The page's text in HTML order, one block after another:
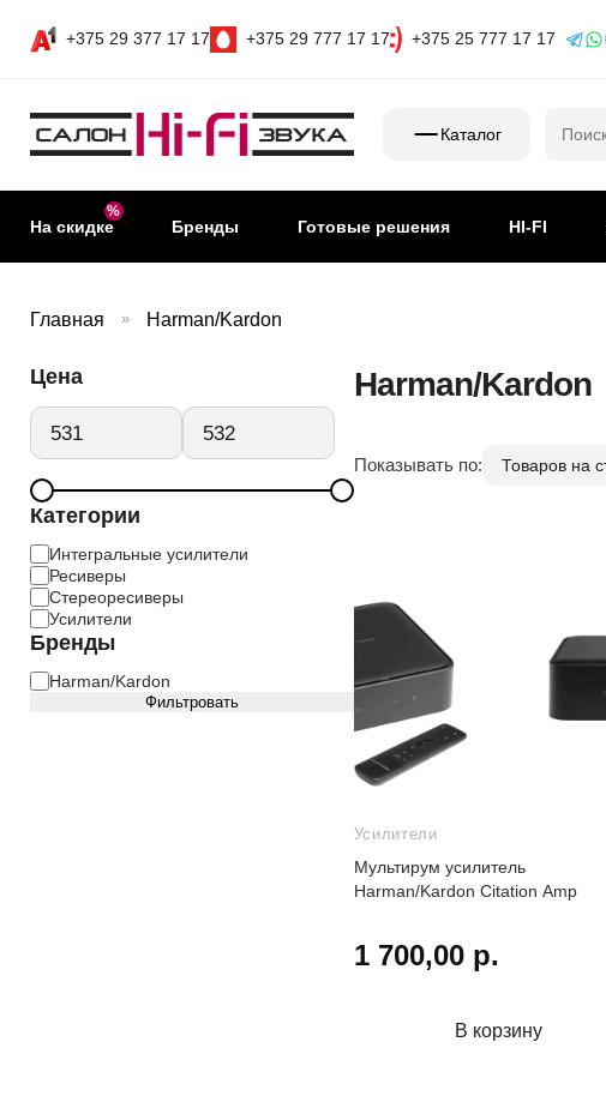
+375 29 377 17 17 +375 29 777 17 17 +375 25 777 17 17
Каталог
На скидке Бренды Готовые решения HI-FI
Главная » Harman/Kardon
Цена
Категории
Интегральные усилители
Ресиверы
Стереоресиверы
Усилители
Бренды
Harman/Kardon
Фильтровать
Harman/Kardon
Показывать по:
Усилители
Мультирум усилитель
Harman/Kardon Citation Amp
1 700,00 р.
В корзину